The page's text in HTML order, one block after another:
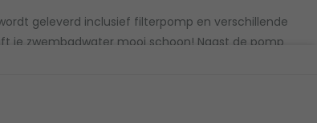
geleverd inclusief filterpomp en verschillende
je zwembadwater mooi schoon! Naast de pomp
zomer van hun zwemparadijs.